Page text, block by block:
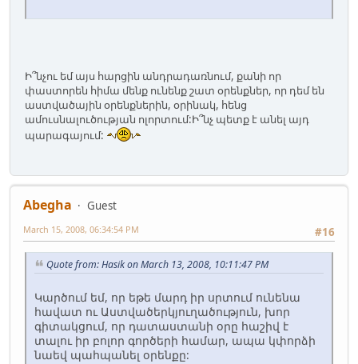
Ի՞նչու եմ այս հարցին անդրադառնում, քանի որ
փաստորեն հիմա մենք ունենք շատ օրենքներ, որ դեմ են
աստվածային օրենքներին, օրինակ, հենց
ամուսնալուծության ոլորտում:Ի՞նչ պետք է անել այդ
պարագայում:
Abegha
Guest
#16
March 15, 2008, 06:34:54 PM
Quote from: Hasik on March 13, 2008, 10:11:47 PM
Կարծում եմ, որ եթե մարդ իր սրտում ունենա
հավատ ու Աստվածերկյուղածություն, խոր
գիտակցում, որ դատաստանի օրը հաշիվ է
տալու իր բոլոր գործերի համար, ապա կփորձի
նաեվ պահպանել օրենքը: